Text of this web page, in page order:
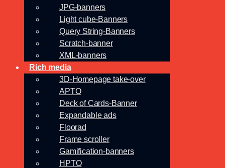
JPG-banners
Light cube-Banners
Query String-Banners
Scratch-banner
XML-banners
Rich media
3D-Homepage take-over
APTO
Deck of Cards-Banner
Expandable ads
Floorad
Frame scroller
Gamification-banners
HPTO